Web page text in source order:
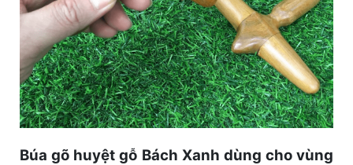
Búa gõ huyệt gỗ Bách Xanh dùng cho vùng